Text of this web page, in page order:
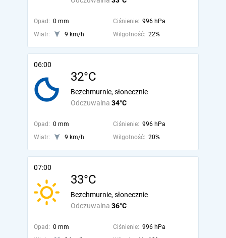
Opad: 0 mm Ciśnienie: 996 hPa
Wiatr:
9 km/h Wilgotność: 22%
06:00
32°C
Odczuwalna 34°C
Bezchmurnie, słonecznie
Opad: 0 mm Ciśnienie: 996 hPa
Wiatr:
9 km/h Wilgotność: 20%
07:00
33°C
Odczuwalna 36°C
Bezchmurnie, słonecznie
Opad: 0 mm Ciśnienie: 996 hPa